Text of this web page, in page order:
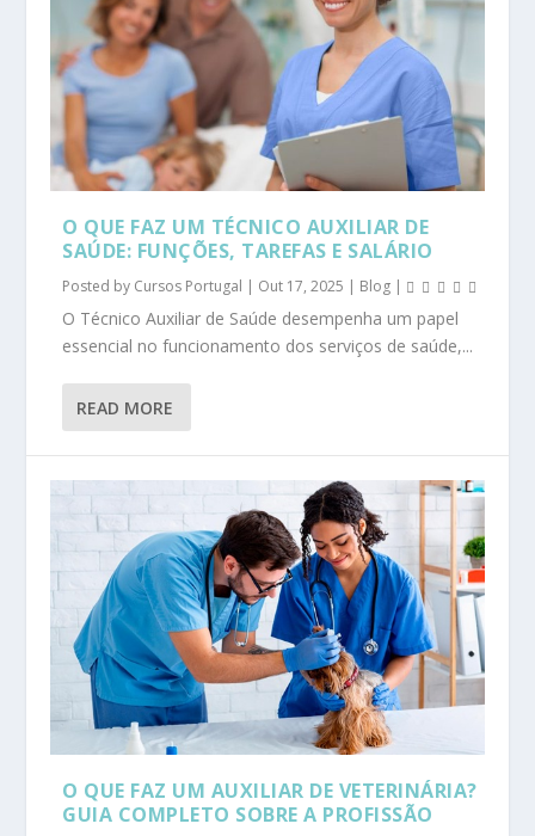
O QUE FAZ UM TÉCNICO AUXILIAR DE
SAÚDE: FUNÇÕES, TAREFAS E SALÁRIO
Posted by Cursos Portugal | Out 17, 2025 | Blog |
O Técnico Auxiliar de Saúde desempenha um papel
essencial no funcionamento dos serviços de saúde,...
READ MORE
O QUE FAZ UM AUXILIAR DE VETERINÁRIA?
GUIA COMPLETO SOBRE A PROFISSÃO